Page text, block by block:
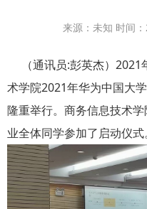
来源：未知 时间
（通讯员:彭英杰）2021
术学院2021年华为中国大
隆重举行。商务信息技术
业全体同学参加了启动仪式。